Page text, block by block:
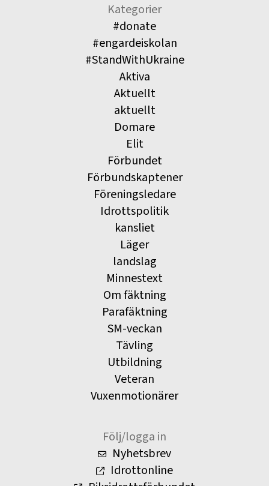
Kategorier
#donate
#engardeiskolan
#StandWithUkraine
Aktiva
Aktuellt
aktuellt
Domare
Elit
Förbundet
Förbundskaptener
Föreningsledare
Idrottspolitik
kansliet
Läger
landslag
Minnestext
Om fäktning
Parafäktning
SM-veckan
Tävling
Utbildning
Veteran
Vuxenmotionärer
Följ/logga in
Nyhetsbrev
Idrottonline